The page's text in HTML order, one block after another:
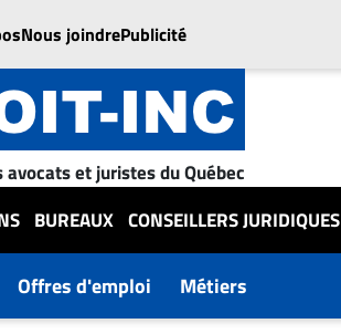
Nous joindrePublicité
avocats et juristes du Québec
BUREAUX CONSEILLERS JURIDIQUES
Offres d'emploi Métiers